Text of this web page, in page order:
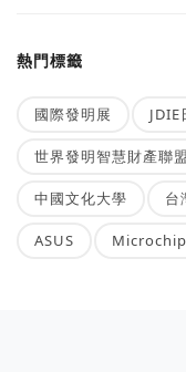
熱門標籤
國際發明展
世界發明智慧財產聯
中國文化大學 台
ASUS Microchip